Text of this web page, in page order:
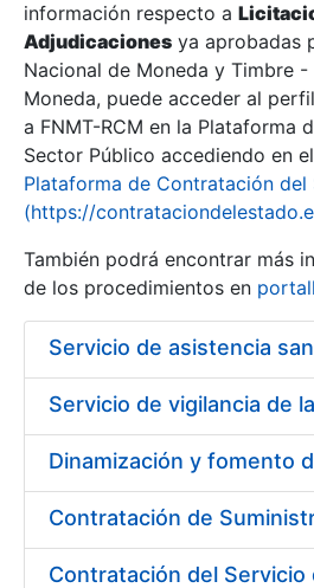
Mostra/Amaga
Mostra/Amaga
información respecto a
Adjudicaciones ya aprobadas
Nacional de Moneda y Timbre -
Moneda, puede acceder al
a FNMT-RCM en la Plataforma
Sector Público accediendo en
Plataforma de Contratación del
(https://
También podrá encontrar más
de los procedimientos en